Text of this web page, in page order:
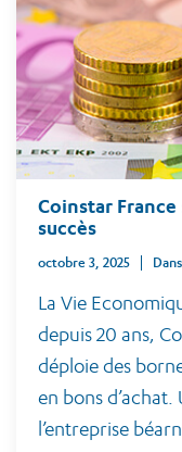
Coinstar
succès
octobre 3, 2025
La Vie
depuis 20 ans,
déploie des
en bons
l’entreprise